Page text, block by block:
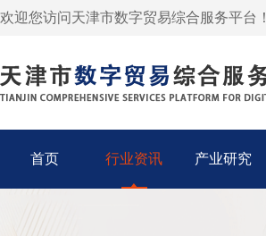
欢迎您访问天津市数字贸易综合服务平台！
首页 行业资讯 产业研究